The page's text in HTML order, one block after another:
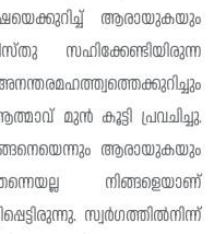
ആരായുകയും
സഹിക്കേണ്ടിയിരുന്ന
മുൻ കൂട്ടി പ്രവചിച്ചു.
ആരായുകയും
നിങ്ങളെയാണ്
സ്വർഗത്തിൽനിന്ന്